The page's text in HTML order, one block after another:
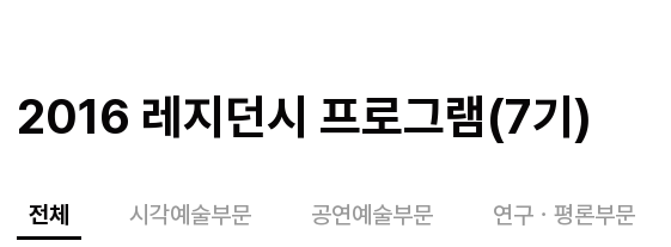
2016 레지던시 프로그램(7기)
전체 시각예술부문 공연예술부문 연구ㆍ평론부문